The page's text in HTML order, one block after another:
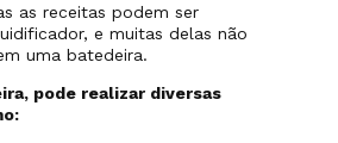
as receitas podem ser
e muitas delas não
uma batedeira.
pode realizar diversas